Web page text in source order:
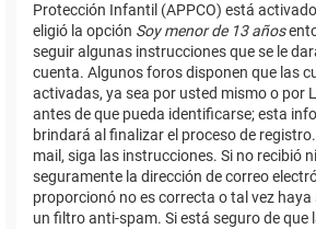
Protección Infantil (APPCO) está
eligió la opción Soy menor de 13 años
seguir algunas instrucciones que se le
cuenta. Algunos foros disponen que las
activadas, ya sea por usted mismo o por
antes de que pueda identificarse; esta
brindará al finalizar el proceso de registro.
mail, siga las instrucciones. Si no recibió
seguramente la dirección de correo
proporcionó no es correcta o tal vez
un filtro anti-spam. Si está seguro de que